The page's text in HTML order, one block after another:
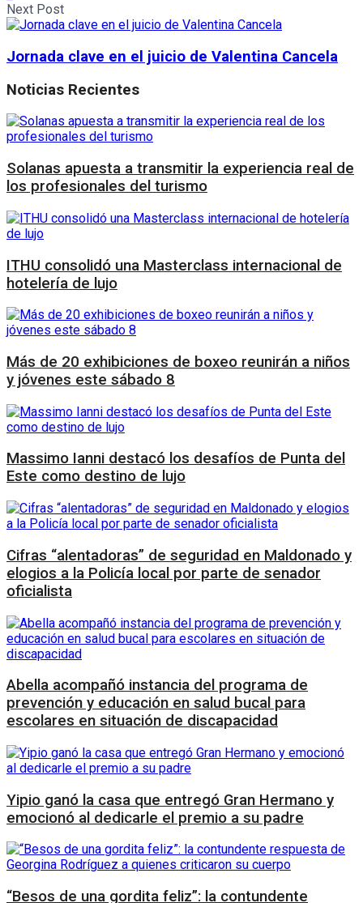
Next Post
Jornada clave en el juicio de Valentina Cancela
Noticias Recientes
Solanas apuesta a transmitir la experiencia real de
los profesionales del turismo
ITHU consolidó una Masterclass internacional de
hotelería de lujo
Más de 20 exhibiciones de boxeo reunirán a niños
y jóvenes este sábado 8
Massimo Ianni destacó los desafíos de Punta del
Este como destino de lujo
Cifras “alentadoras” de seguridad en Maldonado y
elogios a la Policía local por parte de senador
oficialista
Abella acompañó instancia del programa de
prevención y educación en salud bucal para
escolares en situación de discapacidad
Yipio ganó la casa que entregó Gran Hermano y
emocionó al dedicarle el premio a su padre
“Besos de una gordita feliz”: la contundente